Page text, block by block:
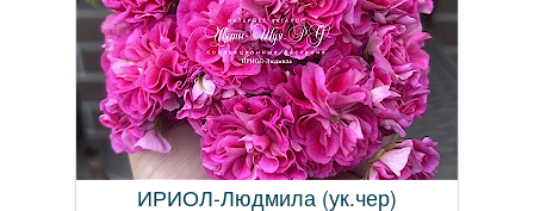
ИРИОЛ-Людмила (ук.чер)